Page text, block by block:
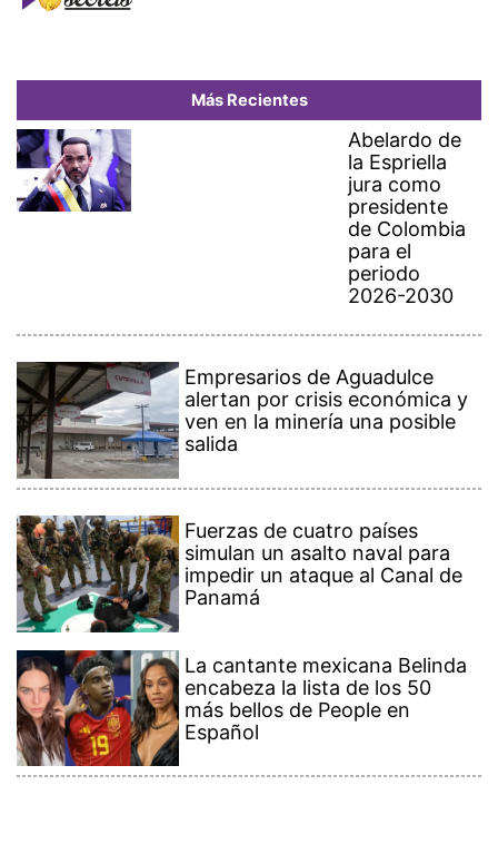
Más Recientes
Abelardo de
la Espriella
jura como
presidente
de Colombia
para el
periodo
2026-2030
Empresarios de Aguadulce
alertan por crisis económica y
ven en la minería una posible
salida
Fuerzas de cuatro países
simulan un asalto naval para
impedir un ataque al Canal de
Panamá
La cantante mexicana Belinda
encabeza la lista de los 50
más bellos de People en
Español